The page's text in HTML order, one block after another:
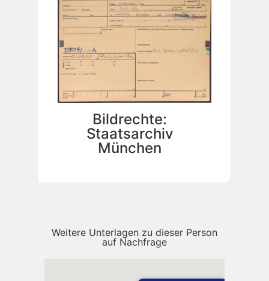
Bildrechte:
Staatsarchiv
München
Weitere Unterlagen zu dieser Person
auf Nachfrage